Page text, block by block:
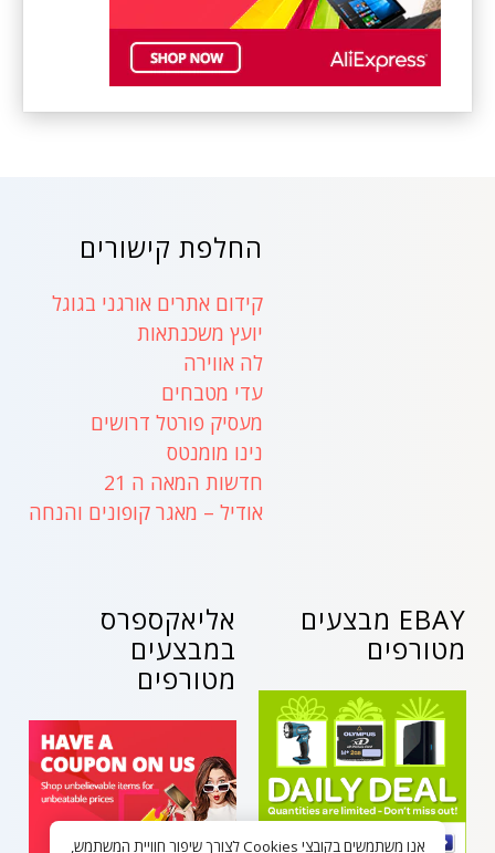
החלפת קישורים
קידום אתרים אורגני בגוגל
יועץ משכנתאות
לה אווירה
עדי מטבחים
מעסיק פורטל דרושים
נינו מומנטס
חדשות המאה ה 21
אודיל – מאגר קופונים והנחה
אליאקספרס
במבצעים
מטורפים
EBAY מבצעים
מטורפים
אנו משתמשים בקובצי Cookies לצורך שיפור חוויית המשתמש,